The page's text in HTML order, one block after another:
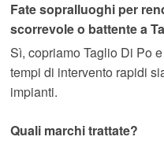
Fate sopralluoghi per
scorrevole o battente a
Sì, copriamo Taglio Di Po
tempi di intervento rapidi
impianti.
Quali marchi trattate?